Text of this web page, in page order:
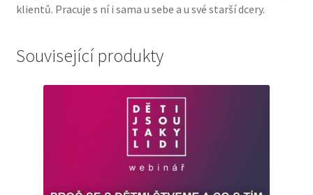
klientů. Pracuje s ní i sama u sebe a u své starší dcery.
Související produkty